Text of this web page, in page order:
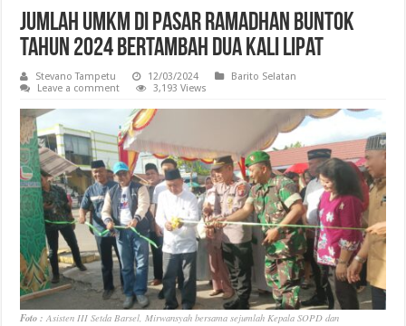
Jumlah UMKM di Pasar Ramadhan Buntok
Tahun 2024 Bertambah Dua Kali Lipat
Stevano Tampetu 12/03/2024
Barito Selatan
Leave a comment
3,193 Views
Foto : Asisten III Setda Barsel, Mirwansyah bersama sejumlah Kepala SOPD dan